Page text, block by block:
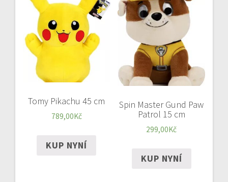
Tomy Pikachu 45 cm
789,00Kč
KUP NYNÍ
Spin Master Gund Paw
Patrol 15 cm
299,00Kč
KUP NYNÍ